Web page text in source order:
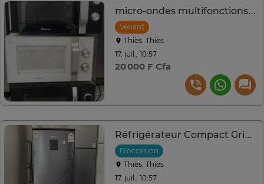
micro-ondes multifonctions noir blanc rouge
Venant
Thiès, Thiès
17. juil., 10:57
20 000 F Cfa
Réfrigérateur Compact Gris Métallisé 10 ans
D'occasion
Thiès, Thiès
17. juil., 10:57